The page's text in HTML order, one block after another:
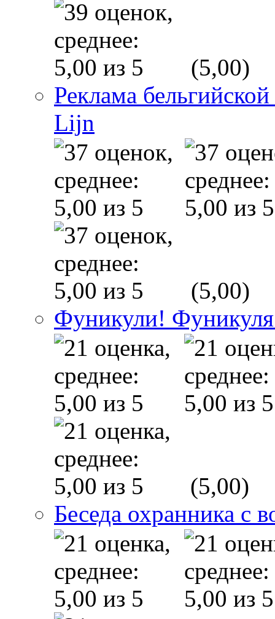
(5,00)
Реклама
Lijn
(5,00)
Фуникули!
(5,00)
Беседа охранника с